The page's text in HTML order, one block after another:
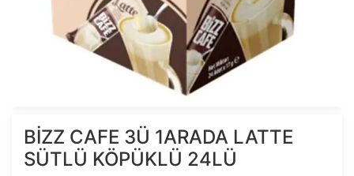
BİZZ CAFE 3Ü 1ARADA LATTE
SÜTLÜ KÖPÜKLÜ 24LÜ